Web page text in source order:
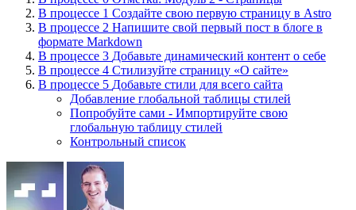
В процессе 1 Создайте свою первую страницу в Astro
В процессе 2 Напишите свой первый пост в блоге в
формате Markdown
В процессе 3 Добавьте динамический контент о себе
В процессе 4 Стилизуйте страницу «О сайте»
В процессе 5 Добавьте стили для всего сайта
Добавление глобальной таблицы стилей
Попробуйте сами - Импортируйте свою
глобальную таблицу стилей
Контрольный список